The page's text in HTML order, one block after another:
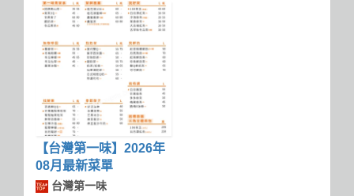
【台灣第一味】2026年
08月最新菜單
台灣第一味